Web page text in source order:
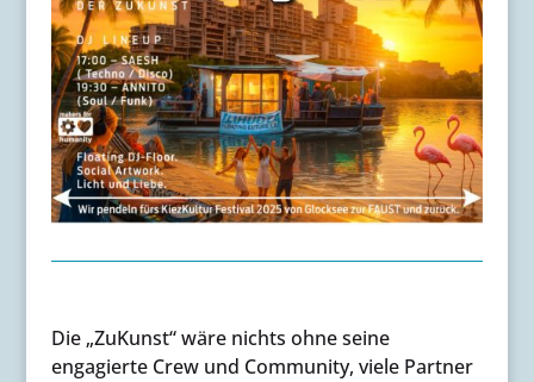
Die „ZuKunst“ wäre nichts ohne seine
engagierte Crew und Community, viele Partner